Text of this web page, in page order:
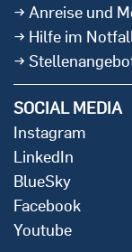
Anreise und
Hilfe im
SOCIAL MEDIA
Instagram
LinkedIn
BlueSky
Facebook
Youtube